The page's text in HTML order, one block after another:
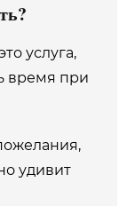
услуга,
время при
удивит